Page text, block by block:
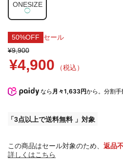
ONESIZE
◯
50%OFF
セール
¥9,900
¥4,900 （税込）
なら 月々1,633円から。分割
3点以上で送料無料
この商品はセール対象のため、 返品
詳しくはこちら